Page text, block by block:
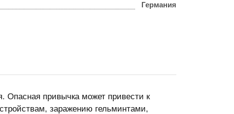
Германия
Опасная привычка может привести к
заражению гельминтами,